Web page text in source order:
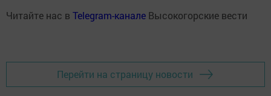
Читайте нас в Telegram-канале Высокогорские вести
Перейти на страницу новости